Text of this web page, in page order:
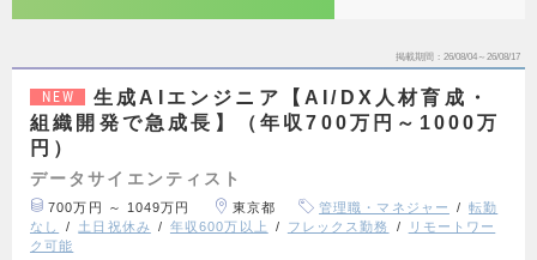
掲載期間 26/08/04～26/08/17
NEW
生成AIエンジニア【AI/DX人材育成・
組織開発で急成長】（年収700万円～1000万
円）
データサイエンティスト
700万円 ～ 1049万円 東京都 管理職・マネジャー
転勤
なし
土日祝休み 年収600万以上 フレックス勤務
リモートワー
ク可能